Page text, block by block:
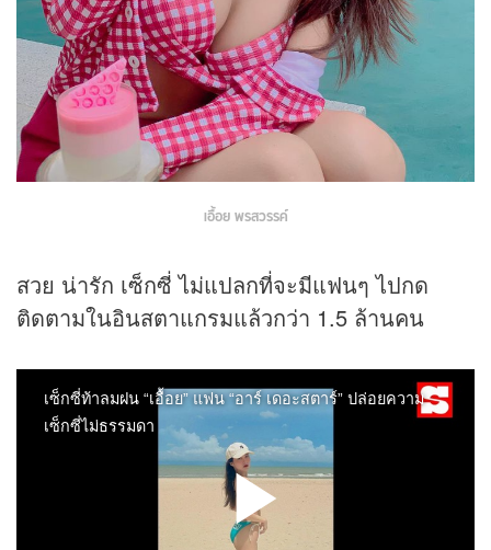
เอื้อย พรสวรรค์
สวย น่ารัก เซ็กซี่ ไม่แปลกที่จะมีแฟนๆ ไปกด
ติดตามในอินสตาแกรมแล้วกว่า 1.5 ล้านคน